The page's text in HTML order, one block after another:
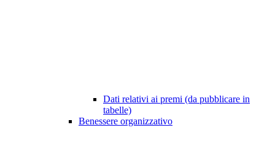
Dati relativi ai premi (da pubblicare in
tabelle)
Benessere organizzativo